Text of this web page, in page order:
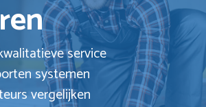
service
systemen
vergelijken